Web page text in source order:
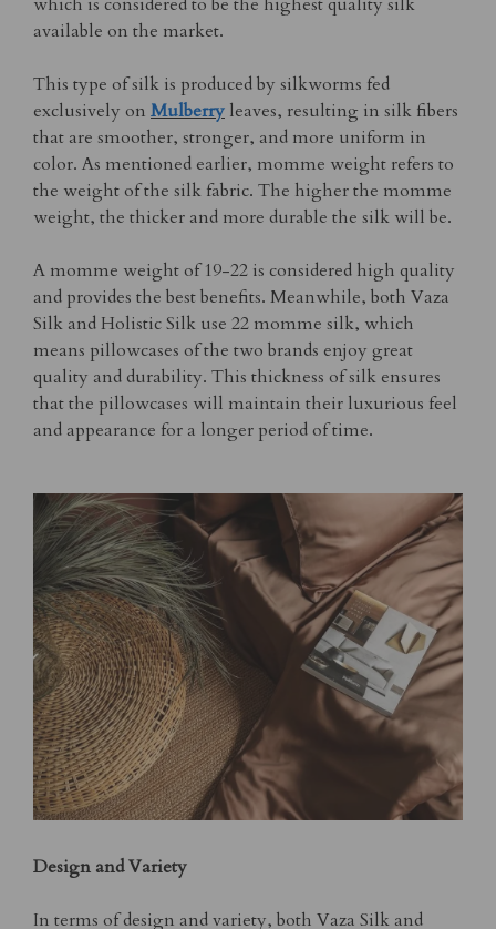
available on the market.
This type of silk is produced by silkworms fed
exclusively on Mulberry leaves, resulting in silk fibers
that are smoother, stronger, and more uniform in
color. As mentioned earlier, momme weight refers to
the weight of the silk fabric. The higher the momme
weight, the thicker and more durable the silk will be.
A momme weight of 19-22 is considered high quality
and provides the best benefits. Meanwhile, both Vaza
Silk and Holistic Silk use 22 momme silk, which
means pillowcases of the two brands enjoy great
quality and durability. This thickness of silk ensures
that the pillowcases will maintain their luxurious feel
and appearance for a longer period of time.
Design and Variety
In terms of design and variety, both Vaza Silk and